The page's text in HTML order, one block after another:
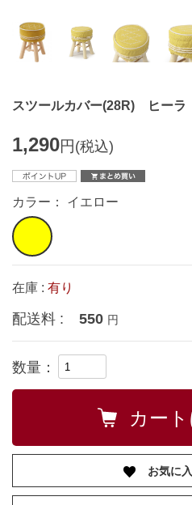
スツールカバー(28R) ヒー
1,290円 (税込)
カラー： イエロー
在庫 : 有り
配送料 : 550 円
数量：
お気に